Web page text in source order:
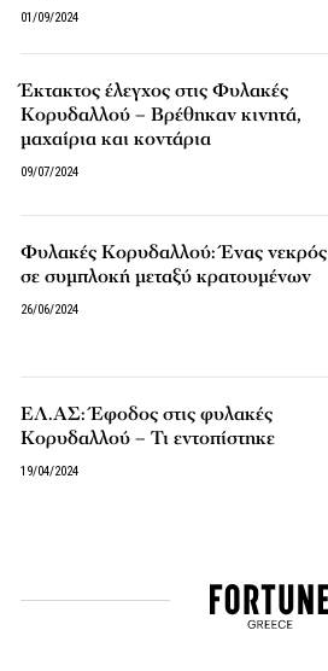
01/09/2024
Έκτακτος έλεγχος στις Φυλακές
Κορυδαλλού – Βρέθηκαν κινητά,
μαχαίρια και κοντάρια
09/07/2024
Φυλακές Κορυδαλλού: Ένας νεκρός
σε συμπλοκή μεταξύ κρατουμένων
26/06/2024
ΕΛ.ΑΣ: Έφοδος στις φυλακές
Κορυδαλλού – Τι εντοπίστηκε
19/04/2024